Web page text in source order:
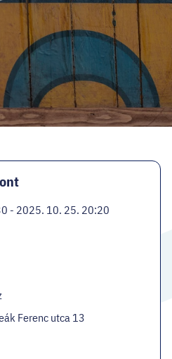
EN
- 2025. 10. 25. 20:20
Ferenc utca 13